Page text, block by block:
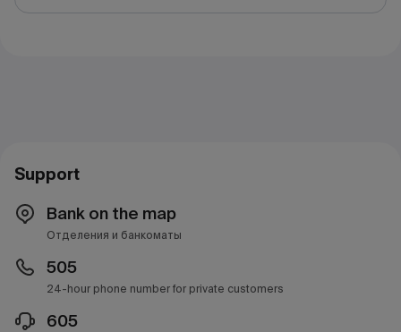
Support
Bank on the map
Отделения и банкоматы
505
24-hour phone number for private customers
605